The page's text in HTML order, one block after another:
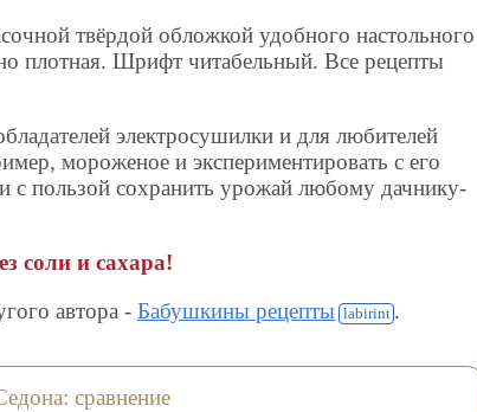
твёрдой обложкой удобного настольного
плотная. Шрифт читабельный. Все рецепты
электросушилки и для любителей
мороженое и экспериментировать с его
с пользой сохранить урожай любому дачнику-
соли и сахара!
автора -Бабушкины рецепты .
сравнение